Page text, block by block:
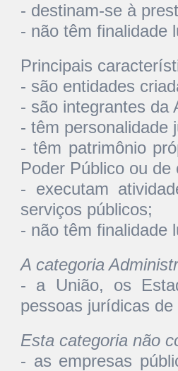
- destinam-se à
- não têm finalidade
Principais
- são entidades
- são integrantes da
- têm personalidade
- têm patrimônio
Poder Público ou
- executam
serviços públicos;
- não têm finalidade
A categoria
- a União, os
pessoas jurídicas
Esta categoria não
- as empresas